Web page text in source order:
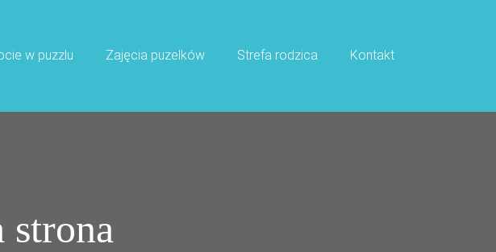
w puzzlu Zajęcia puzelków Strefa rodzica Kontakt
strona